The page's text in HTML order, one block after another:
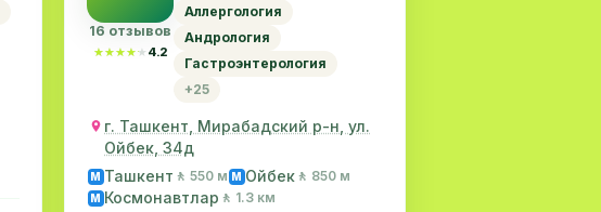
16 отзывов
★★★★★
★★★★★ 4.2
Аллергология
Андрология
Гастроэнтерология
+25
г. Ташкент, Мирабадский р-н, ул.
Ойбек, 34д
M Ташкент 🚶 550 м M Ойбек 🚶 850 м
M Космонавтлар 🚶 1.3 км